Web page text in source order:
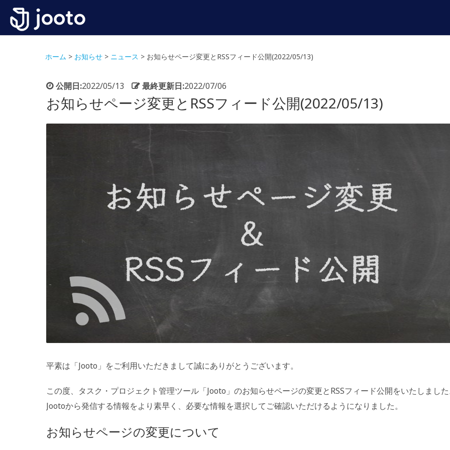
ホーム > お知らせ > ニュース > お知らせページ変更とRSSフィード公開(2022/05/13)
公開日:2022/05/13 最終更新日:2022/07/06
お知らせページ変更とRSSフィード公開(2022/05/13)
平素は「Jooto」をご利用いただきまして誠にありがとうございます。
この度、タスク・プロジェクト管理ツール「Jooto」のお知らせページの変更とRSSフィード公開をいたしまし
Jootoから発信する情報をより素早く、必要な情報を選択してご確認いただけるようになりました。
お知らせページの変更について